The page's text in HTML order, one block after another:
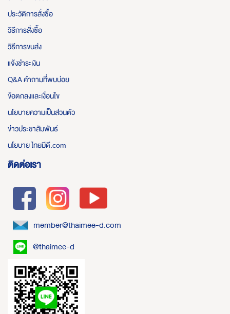
ประวัติการสั่งซื้อ
วิธีการสั่งซื้อ
วิธีการขนส่ง
แจ้งชำระเงิน
Q&A คำถามที่พบบ่อย
ข้อตกลงและเงื่อนไข
นโยบายความเป็นส่วนตัว
ข่าวประชาสัมพันธ์
นโยบาย ไทยมีดี.com
ติดต่อเรา
member@thaimee-d.com
@thaimee-d